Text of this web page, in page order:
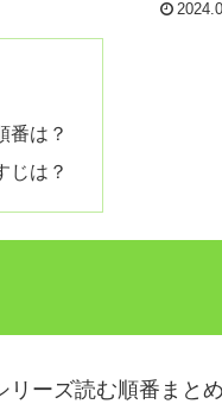
番は？
じは？
ーズ読む順番まとめ